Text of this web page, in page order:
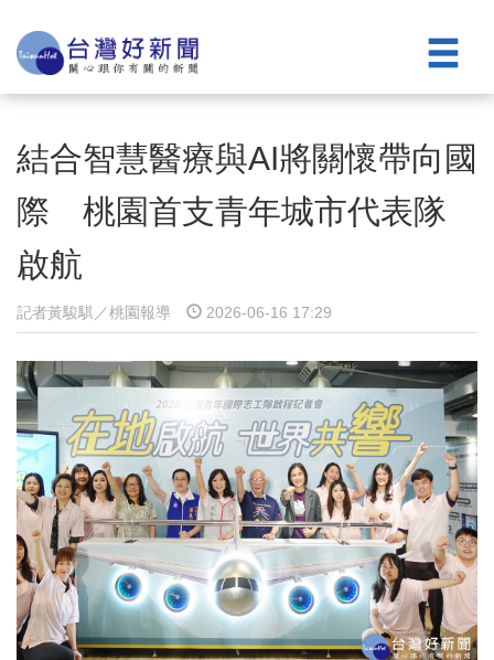
結合智慧醫療與AI將關懷帶向國
際 桃園首支青年城市代表隊
啟航
記者黃駿騏／桃園報導 2026-06-16 17:29